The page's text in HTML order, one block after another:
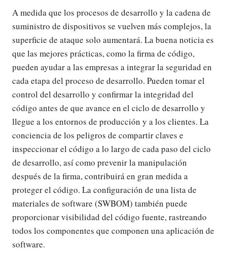
A medida que los procesos de desarrollo y la cadena de
suministro de dispositivos se vuelven más complejos, la
superficie de ataque solo aumentará. La buena noticia es
que las mejores prácticas, como la firma de código,
pueden ayudar a las empresas a integrar la seguridad en
cada etapa del proceso de desarrollo. Pueden tomar el
control del desarrollo y confirmar la integridad del
código antes de que avance en el ciclo de desarrollo y
llegue a los entornos de producción y a los clientes. La
conciencia de los peligros de compartir claves e
inspeccionar el código a lo largo de cada paso del ciclo
de desarrollo, así como prevenir la manipulación
después de la firma, contribuirá en gran medida a
proteger el código. La configuración de una lista de
materiales de software (SWBOM) también puede
proporcionar visibilidad del código fuente, rastreando
todos los componentes que componen una aplicación de
software.